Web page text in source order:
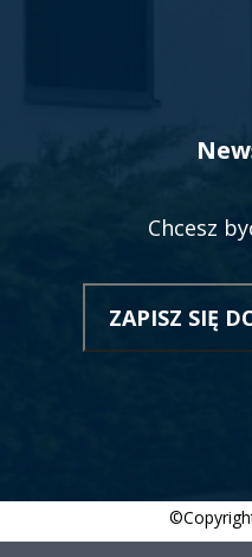
Chcesz
ZAPISZ SIĘ